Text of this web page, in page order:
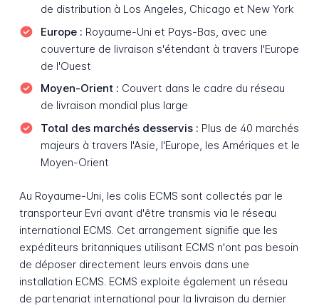
de distribution à Los Angeles, Chicago et New York
Europe : Royaume-Uni et Pays-Bas, avec une
couverture de livraison s'étendant à travers l'Europe
de l'Ouest
Moyen-Orient : Couvert dans le cadre du réseau
de livraison mondial plus large
Total des marchés desservis : Plus de 40 marchés
majeurs à travers l'Asie, l'Europe, les Amériques et le
Moyen-Orient
Au Royaume-Uni, les colis ECMS sont collectés par le
transporteur Evri avant d'être transmis via le réseau
international ECMS. Cet arrangement signifie que les
expéditeurs britanniques utilisant ECMS n'ont pas besoin
de déposer directement leurs envois dans une
installation ECMS. ECMS exploite également un réseau
de partenariat international pour la livraison du dernier